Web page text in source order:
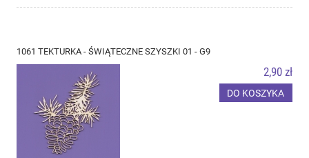
1061 TEKTURKA - ŚWIĄTECZNE SZYSZKI 01 - G9
2,90 zł
DO KOSZYKA